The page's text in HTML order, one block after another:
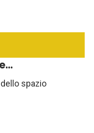
spazio